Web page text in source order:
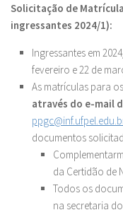
Solicitação de
ingressantes 2024/1):
Ingressantes em
fevereiro e 22 de
As matrículas para
através do e-mail
documentos
da Certidão de
Todos os
na secretaria